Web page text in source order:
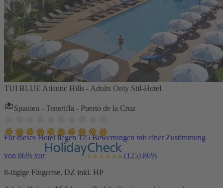
TUI BLUE Atlantic Hills - Adults Only Stil-Hotel
Spanien - Teneriffa - Puerto de la Cruz
Für dieses Hotel liegen 125 Bewertungen mit einer Zustimmung
von 86% vor (125) 86%
8-tägige Flugreise, DZ inkl. HP